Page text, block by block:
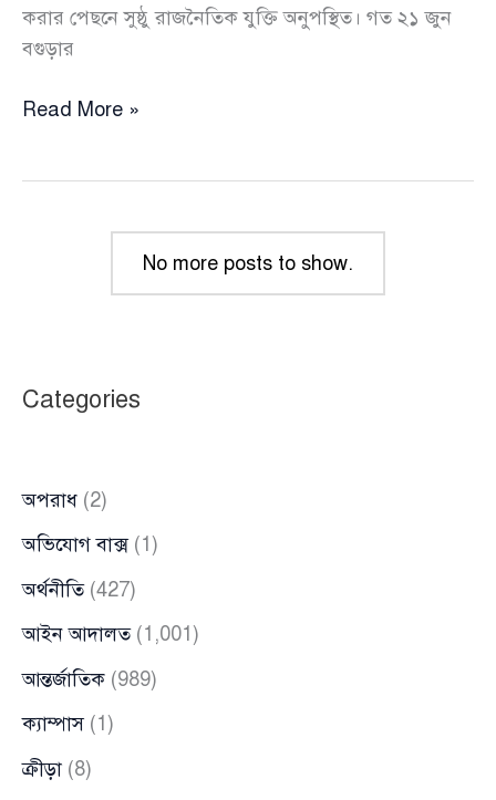
করার পেছনে সুষ্ঠু রাজনৈতিক যুক্তি অনুপস্থিত। গত ২১ জুন
বগুড়ার
আওয়ামী
নিষিদ্ধ
বিএনপি
নেতা
মীর
শাহে
আলম
Read More »
No more posts to show.
Categories
অপরাধ (2)
অভিযোগ বাক্স(1)
অর্থনীতি(427)
আইন আদালত(1,001)
আন্তর্জাতিক (989)
ক্যাম্পাস(1)
ক্রীড়া (8)